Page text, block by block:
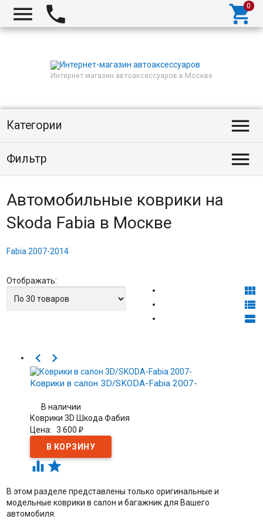
  
Интернет магазин автоаксессуаров в Москве
Категории 
Фильтр 
Автомобильные коврики на
Skoda Fabia в Москве
Fabia 2007-2014
Отображать:



 
Коврики в салон 3D/SKODA-Fabia 2007-
В наличии
Коврики 3D Шкода Фабия
Цена: 3 600 ₽
 
В этом разделе представлены только оригинальные и
модельные коврики в салон и багажник для Вашего
автомобиля.